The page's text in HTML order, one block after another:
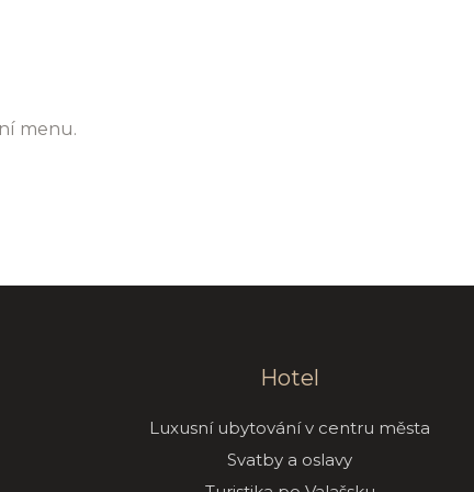
menu.
Hotel
Luxusní ubytování v centru města
Svatby a oslavy